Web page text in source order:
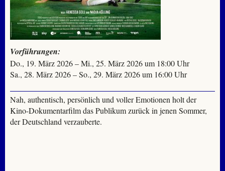
Vorführungen:
Do., 19. März 2026 – Mi., 25. März 2026 um 18:00 Uhr
Sa., 28. März 2026 – So., 29. März 2026 um 16:00 Uhr
Nah, authentisch, persönlich und voller Emotionen holt der
Kino-Dokumentarfilm das Publikum zurück in jenen Sommer,
der Deutschland verzauberte.